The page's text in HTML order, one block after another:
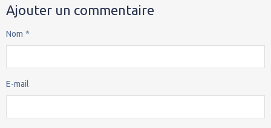
Ajouter un commentaire
Nom
E-mail